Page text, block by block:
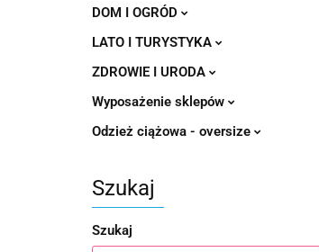
DOM I OGRÓD
LATO I TURYSTYKA
ZDROWIE I URODA
Wyposażenie sklepów
Odzież ciążowa - oversize
Szukaj
Szukaj